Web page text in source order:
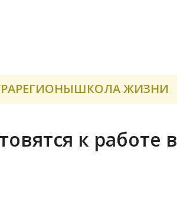
РЕГИОНЫШКОЛА ЖИЗНИ
к работе в